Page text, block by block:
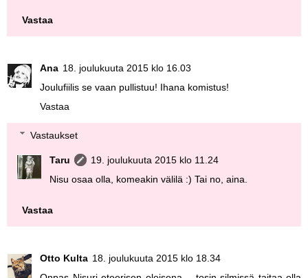
Vastaa
Ana 18. joulukuuta 2015 klo 16.03
Joulufiilis se vaan pullistuu! Ihana komistus!
Vastaa
Vastaukset
Taru
19. joulukuuta 2015 klo 11.24
Nisu osaa olla, komeakin välilä :) Tai no, aina.
Vastaa
Otto Kulta 18. joulukuuta 2015 klo 18.34